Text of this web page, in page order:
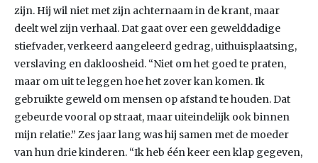
zijn. Hij wil niet met zijn achternaam in de krant, maar
deelt wel zijn verhaal. Dat gaat over een gewelddadige
stiefvader, verkeerd aangeleerd gedrag, uithuisplaatsing,
verslaving en dakloosheid. “Niet om het goed te praten,
maar om uit te leggen hoe het zover kan komen. Ik
gebruikte geweld om mensen op afstand te houden. Dat
gebeurde vooral op straat, maar uiteindelijk ook binnen
mijn relatie.” Zes jaar lang was hij samen met de moeder
van hun drie kinderen. “Ik heb één keer een klap gegeven,